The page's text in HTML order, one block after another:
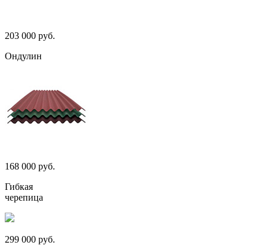
203 000 руб.
Ондулин
168 000 руб.
Гибкая
черепица
299 000 руб.